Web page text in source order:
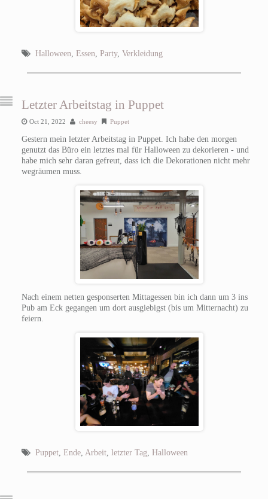
Halloween, Essen, Party, Verkleidung
Letzter Arbeitstag in Puppet
Oct 21, 2022 cheesy Puppet
Gestern mein letzter Arbeitstag in Puppet. Ich habe den morgen
genutzt das Büro ein letztes mal für Halloween zu dekorieren - und
habe mich sehr daran gefreut, dass ich die Dekorationen nicht mehr
wegräumen muss.
Nach einem netten gesponserten Mittagessen bin ich dann um 3 ins
Pub am Eck gegangen um dort ausgiebigst (bis um Mitternacht) zu
feiern.
Puppet, Ende, Arbeit, letzter Tag, Halloween